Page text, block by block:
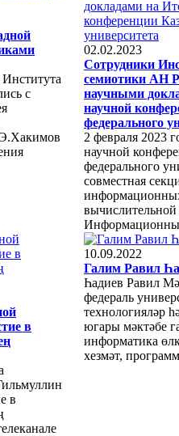
с
02.02.2023
Сотрудники
семиотики АН
научными
научной
федерального
2 февраля 2023
научной
федерального
совместная
в
в
10.09.2022
Галим Равил
Һадиев Равил
федераль
технологияләр
югары мәктәбе
информатика
хезмәт,